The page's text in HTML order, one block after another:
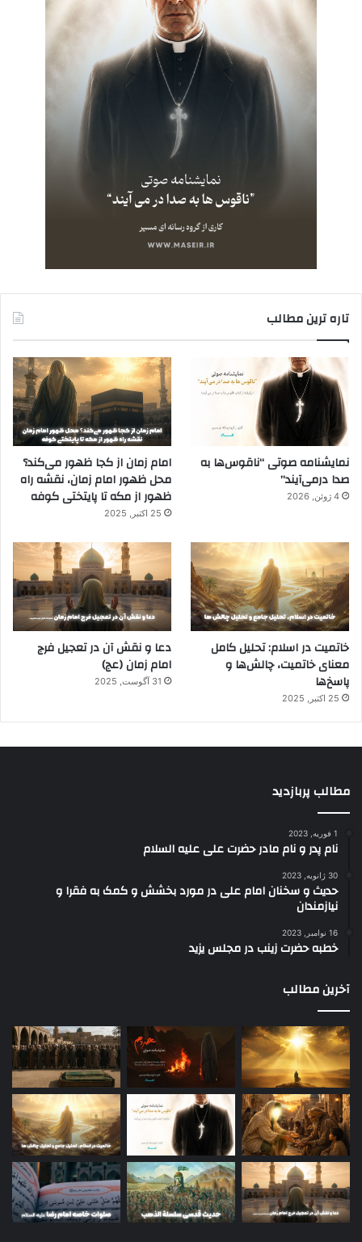
تاره ترین مطالب
نمایشنامه صوتی “ناقوس‌ها به
صدا در‌می‌آیند”
4 ژوئن, 2026
امام زمان از کجا ظهور می‌کند؟
محل ظهور امام زمان، نقشه راه
ظهور از مکه تا پایتختی کوفه
25 اکتبر, 2025
خاتمیت در اسلام: تحلیل کامل
معنای خاتمیت، چالش‌ها و
پاسخ‌ها
25 اکتبر, 2025
دعا و نقش آن در تعجیل فرج
امام زمان (عج)
31 آگوست, 2025
مطالب پربازدید
1 فوریه, 2023
نام پدر و نام مادر حضرت علی علیه السلام
30 ژانویه, 2023
حدیث و سخنان امام علی در مورد بخشش و کمک به فقرا و
نیازمندان
16 نوامبر, 2023
خطبه حضرت زینب در مجلس یزید
آخرین مطالب